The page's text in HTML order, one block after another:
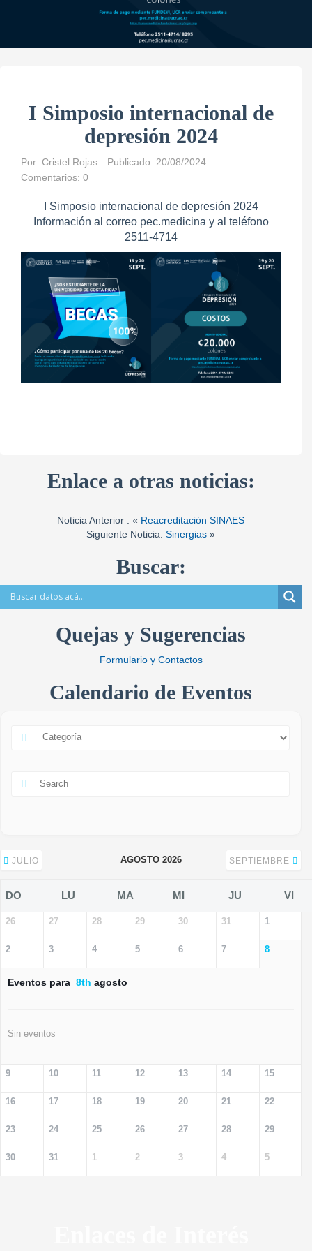
I Simposio internacional de
depresión 2024
Por: Cristel Rojas
Publicado: 20/08/2024
Comentarios: 0
I Simposio internacional de depresión 2024
Información al correo pec.medicina y al teléfono
2511-4714
Enlace a otras noticias:
Noticia Anterior : « Reacreditación SINAES
Siguiente Noticia: Sinergias »
Buscar:
Quejas y Sugerencias
Formulario y Contactos
Calendario de Eventos
JULIO AGOSTO 2026 SEPTIEMBRE
DO LU MA MI JU VI
26 27 28 29 30 31 1
2 3 4 5 6 7 8
Eventos para 8th agosto
Sin eventos
9 10 11 12 13 14 15
16 17 18 19 20 21 22
23 24 25 26 27 28 29
30 31 1 2 3 4 5